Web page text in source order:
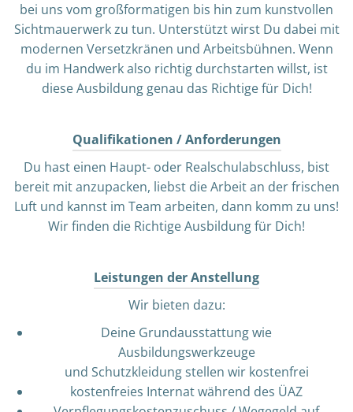
bei uns vom großformatigen bis hin zum kunstvollen
Sichtmauerwerk zu tun. Unterstützt wirst Du dabei mit
modernen Versetzkränen und Arbeitsbühnen. Wenn
du im Handwerk also richtig durchstarten willst, ist
diese Ausbildung genau das Richtige für Dich!
Qualifikationen / Anforderungen
Du hast einen Haupt- oder Realschulabschluss, bist
bereit mit anzupacken, liebst die Arbeit an der frischen
Luft und kannst im Team arbeiten, dann komm zu uns!
Wir finden die Richtige Ausbildung für Dich!
Leistungen der Anstellung
Wir bieten dazu:
Deine Grundausstattung wie
Ausbildungswerkzeuge
und Schutzkleidung stellen wir kostenfrei
kostenfreies Internat während des ÜAZ